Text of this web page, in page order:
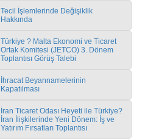
Tecil İşlemlerinde Değişiklik
Hakkında
Türkiye ? Malta Ekonomi ve Ticaret
Ortak Komitesi (JETCO) 3. Dönem
Toplantısı Görüş Talebi
İhracat Beyannamelerinin
Kapatılması
İran Ticaret Odası Heyeti ile Türkiye?
İran İlişkilerinde Yeni Dönem: İş ve
Yatırım Fırsatları Toplantısı